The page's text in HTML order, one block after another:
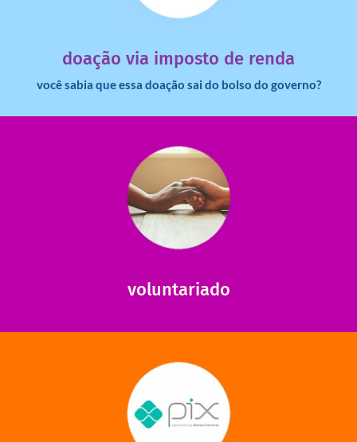
doação via imposto de renda
você sabia que essa doação sai do bolso do governo?
dinheiro deixa de ir para o governo?
voluntariado
ajudar com certos assuntos. Entre em contato conosco e
saiba como nos ajudar.
saiba mais
saiba mais